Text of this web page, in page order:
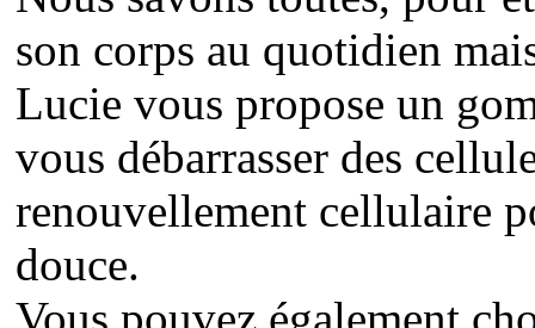
son corps au quotidien
Lucie vous propose un
vous débarrasser des
renouvellement cellulaire
douce.
Vous pouvez également